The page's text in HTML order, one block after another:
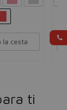
la cesta
ti